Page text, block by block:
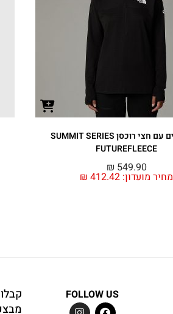
ג'קט נשים עם חצי רוכסן SUMMIT SERIES
FUTUREFLEECE
מחיר מועדון: ₪ 412.42
₪ 549.90
FOLLOW US